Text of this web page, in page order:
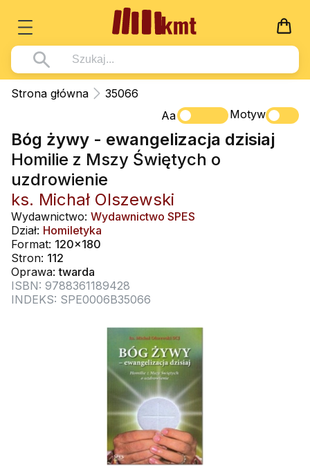
Książki
Wszystko z kategorii - Książki
Pismo Święte
Kościół Katolicki
Duszpasterstwo
Teologia
Życie chrześcijańskie
Duchowość
Literatura piękna
Książki obcojęzyczne
Poradniki, leksykony...
Podręczniki szkolne
Wszystko z kategorii - Multimedia
DVD
CD-ROM
Muzyka
Rekolekcje i inne na CD
Śpiew i modlitwa
Muzyka klasyczna
Dla Dzieci
Wszystko z kategorii - Dla Dzieci
Literatura (D)
Płyty, DVD (D)
Podręczniki i pomoce dydaktyczne
Podręczniki
Wszystko z kategorii - Podręczniki
Podręczniki i pomoce dydaktyczne
Zabawa i Nauka
Nowości
Zaloguj się
Strona główna
35066
Aa
Motyw
Bóg żywy - ewangelizacja dzisiaj
Homilie z Mszy Świętych o
uzdrowienie
ks. Michał Olszewski
Wydawnictwo: Wydawnictwo SPES
Dział: Homiletyka
Format: 120x180
Stron: 112
Oprawa:twarda
ISBN: 9788361189428
INDEKS: SPE0006B35066